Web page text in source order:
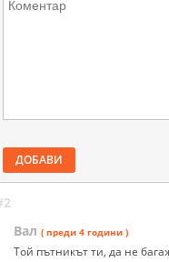
ДОБАВИ
Вал ( преди 4 години )
Той пътникът ти, да не